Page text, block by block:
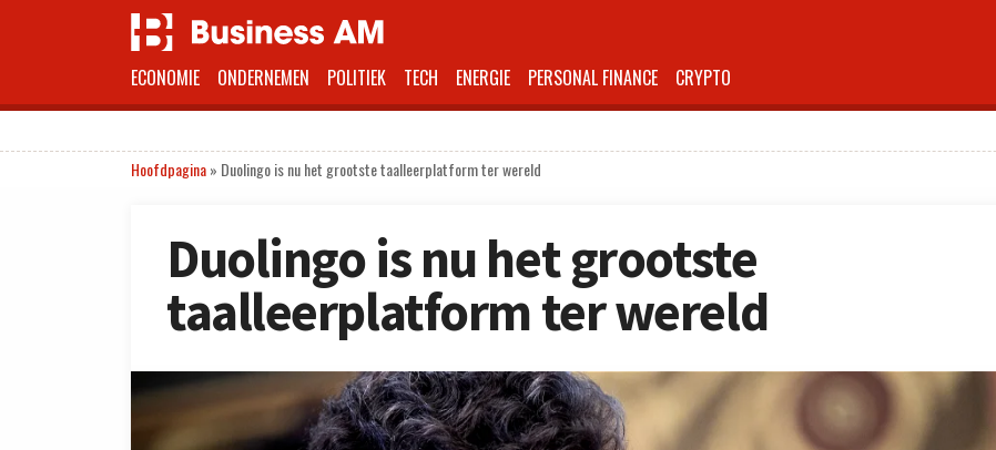
ECONOMIE ONDERNEMEN POLITIEK TECH ENERGIE PERSONAL FINANCE CRYPTO
Hoofdpagina» Duolingo is nu het grootste taalleerplatform ter wereld
Duolingo is nu het grootste
taalleerplatform ter wereld